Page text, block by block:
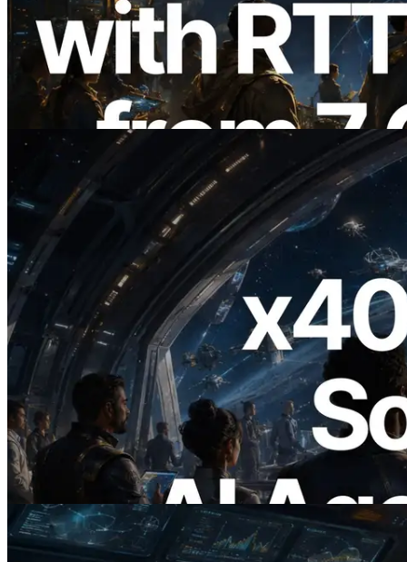
ERPC Memperluas Solana Leader Slot
API dengan Pengukuran Ping dari 7
Region Global — Validators Information
API Juga Diluncurkan
2026.07.04
ERPC Meluncurkan Solana RPC
Berbasis x402 — Era AI Agent
Membayar API yang Dibutuhkan Secara
On Demand
Baca artikel ini